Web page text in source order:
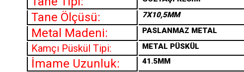
Tane Ölçüsü: 7X10,5MM
Metal Madeni: PASLANMAZ METAL
Kamçı Püskül Tipi: METAL PÜSKÜL
İmame Uzunluk: 41.5MM